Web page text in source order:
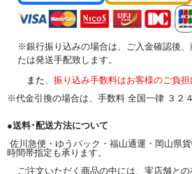
※銀行振り込みの場合は、ご入金確認後、
たは発送手配致します。
また 、振り込み手数料はお客様のご負
※代金引換の場合は、手数料 全国一律 ３２
●送料･配送方法について
佐川急便・ゆうパック・福山通運・岡山県
時間帯指定も承ります。
ご注文いただく商品の中には、実店舗と